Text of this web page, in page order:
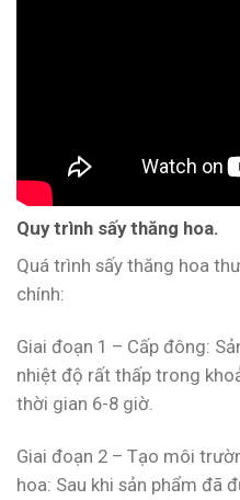
Quy trình sấy thăng hoa.
Quá trình sấy thăng hoa
chính:
Giai đoạn 1 – Cấp đông:
nhiệt độ rất thấp trong
thời gian 6-8 giờ.
Giai đoạn 2 – Tạo môi
hoa: Sau khi sản phẩm đã